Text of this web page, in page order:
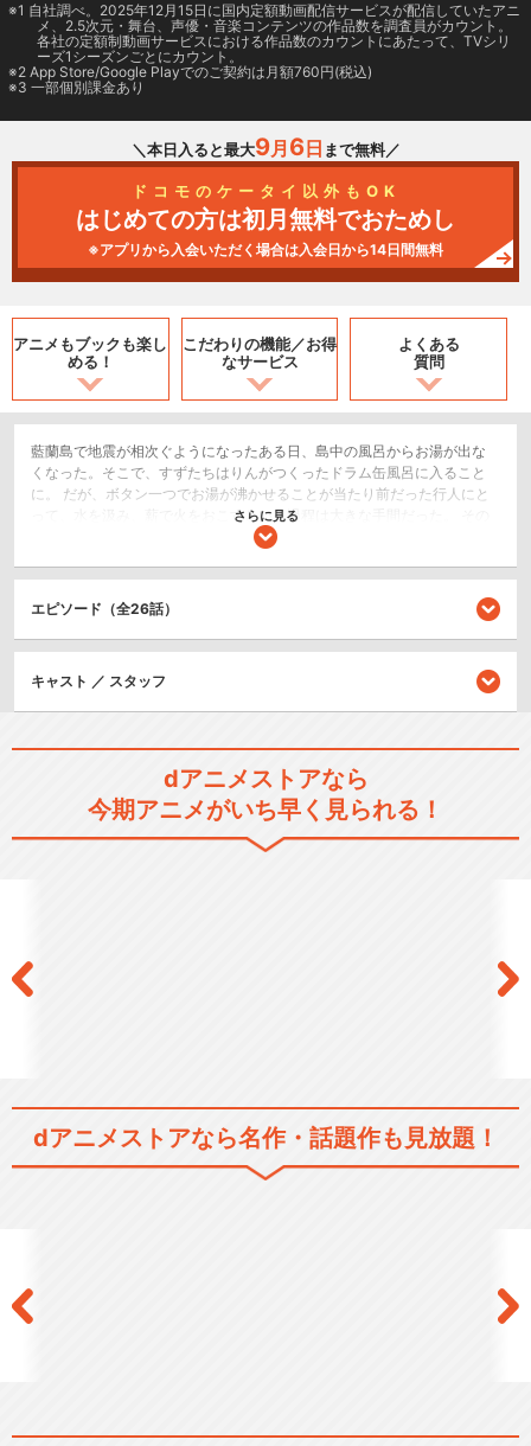
1 自社調べ。2025年12月15日に国内定額動画配信サービスが配信していたアニ
メ、2.5次元・舞台、声優・音楽コンテンツの作品数を調査員がカウント。
各社の定額制動画サービスにおける作品数のカウントにあたって、TVシリ
ーズ1シーズンごとにカウント。
2 App Store/Google Playでのご契約は月額760円(税込)
3 一部個別課金あり
＼本日入ると最大9月 6日 まで無料／
ドコモのケータイ以外もOK
はじめての方は初月無料でおためし
※アプリから入会いただく場合は入会日から14日間無料
アニメもブックも楽し
める！
こだわりの機能／お得
なサービス
よくある
質問
藍蘭島で地震が相次ぐようになったある日、島中の風呂からお湯が出な
くなった。そこで、すずたちはりんがつくったドラム缶風呂に入ること
に。 だが、ボタン一つでお湯が沸かせることが当たり前だった行人にと
って、水を汲み、薪で火をおこすという過程は大きな手間だった。 その
ためか、彼は｢風呂なんて毎日入らなくても｣と思うが、女の子たちにと
は、一肌脱ごうと考えた。
恋愛/ラブコメ
さらに見る
エピソード（全26話）
キャスト ／ スタッフ
dアニメストアなら
今期アニメがいち早く見られる！
dアニメストアなら名作・話題作も見放題！